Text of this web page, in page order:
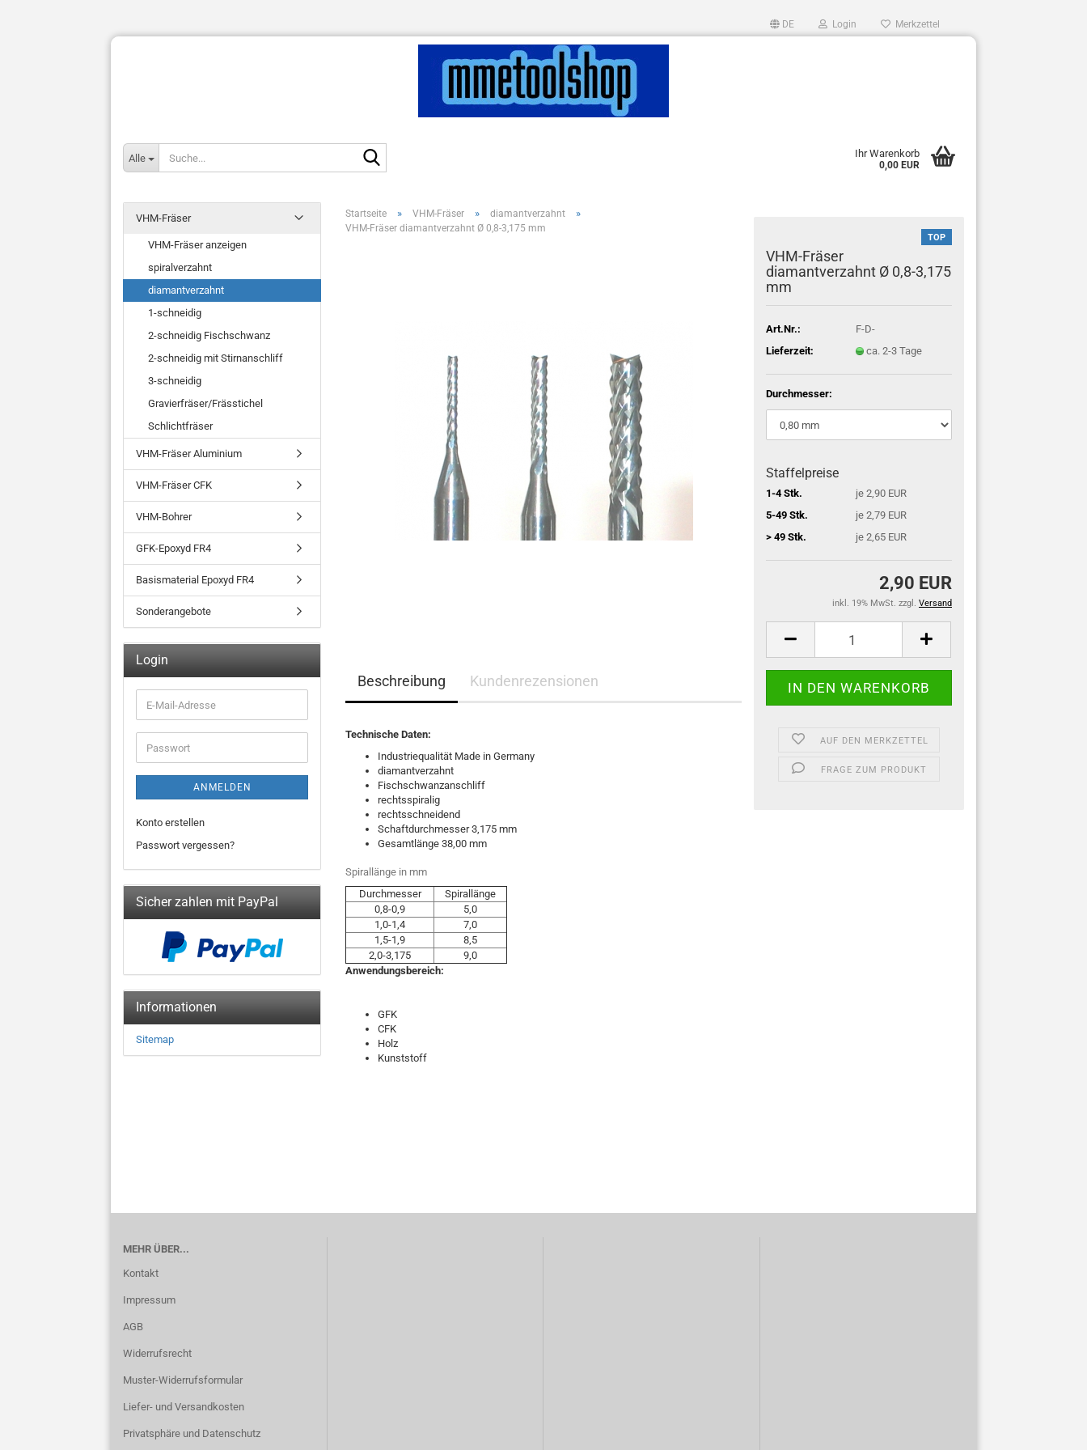
DE Login Merkzettel
Alle Ihr Warenkorb
0,00 EUR
Startseite » VHM-Fräser » diamantverzahnt »
VHM-Fräser diamantverzahnt Ø 0,8-3,175 mm
TOP
VHM-Fräser
diamantverzahnt Ø 0,8-3,175
mm
Art.Nr.:
F-D-
Lieferzeit:
ca. 2-3 Tage
Durchmesser:
Staffelpreise
1-4 Stk.
je 2,90 EUR
5-49 Stk.
je 2,79 EUR
> 49 Stk.
je 2,65 EUR
2,90 EUR
inkl. 19% MwSt. zzgl. Versand
AUF DEN MERKZETTEL
FRAGE ZUM PRODUKT
Beschreibung Kundenrezensionen
Technische Daten:
Industriequalität Made in Germany
diamantverzahnt
Fischschwanzanschliff
rechtsspiralig
rechtsschneidend
Schaftdurchmesser 3,175 mm
Gesamtlänge 38,00 mm
Spirallänge in mm
Durchmesser
Spirallänge
0,8-0,9
5,0
1,0-1,4
7,0
1,5-1,9
8,5
2,0-3,175
9,0
Anwendungsbereich:
GFK
CFK
Holz
Kunststoff
VHM-Fräser
VHM-Fräser anzeigen
spiralverzahnt
diamantverzahnt
1-schneidig
2-schneidig Fischschwanz
2-schneidig mit Stirnanschliff
3-schneidig
Gravierfräser/Frässtichel
Schlichtfräser
VHM-Fräser Aluminium
VHM-Fräser CFK
VHM-Bohrer
GFK-Epoxyd FR4
Basismaterial Epoxyd FR4
Sonderangebote
Login
E-
Mail-
Adresse
Passwort
ANMELDEN
Konto erstellen
Passwort vergessen?
Sicher zahlen mit PayPal
Informationen
Sitemap
MEHR ÜBER...
Kontakt
Impressum
AGB
Widerrufsrecht
Muster-Widerrufsformular
Liefer- und Versandkosten
Privatsphäre und Datenschutz